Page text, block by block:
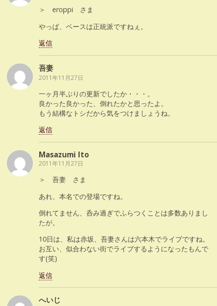
＞ eroppi さま
やっぱ、ベースは正統派ですねぇ。
返信
吾妻
2011年11月27日
一ヶ月半ぶりの更新でしたか・・・。
良かった良かった、倒れたかと思ったよ。
もう結構なトシだから気をつけましょうね。
返信
Masazumi Ito
2011年11月27日
＞ 吾妻 さま
あれ、本名での登場ですね。
倒れてません、呑み過ぎでふらつくことは多数ありまし
たが。
10日は、私は赤坂、吾妻さんは六本木でライブですね。
お互い、似合わない街でライブするようになったもんで
す(笑)
返信
へいじ